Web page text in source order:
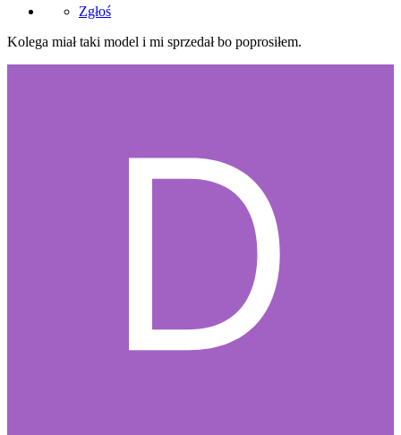
Zgłoś
Kolega miał taki model i mi sprzedał bo poprosiłem.